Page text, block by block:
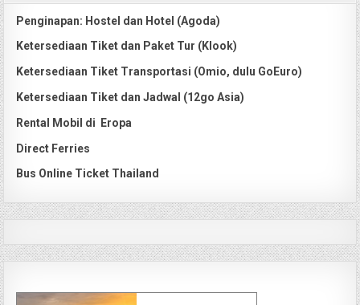
Penginapan: Hostel dan Hotel (Agoda)
Ketersediaan Tiket dan Paket Tur (Klook)
Ketersediaan Tiket Transportasi (Omio, dulu GoEuro)
Ketersediaan Tiket dan Jadwal (12go Asia)
Rental Mobil di Eropa
Direct Ferries
Bus Online Ticket Thailand